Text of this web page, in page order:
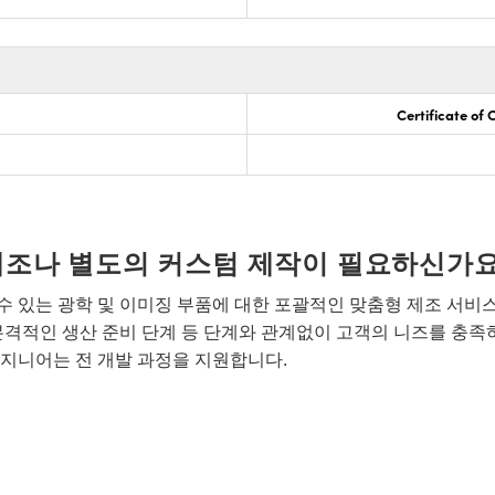
Certificate of
나 별도의 커스텀 제작이 필요하신가
있는 광학 및 이미징 부품에 대한 포괄적인 맞춤형 제조 서비
적인 생산 준비 단계 등 단계와 관계없이 고객의 니즈를 충족
니어는 전 개발 과정을 지원합니다.